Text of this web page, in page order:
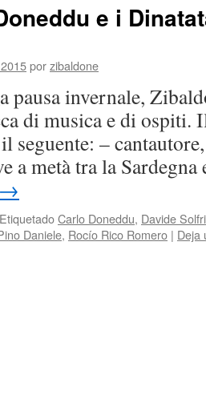
e i
porzibaldone
pausa invernale,
di musica e di ospiti.
seguente: –
a metà tra la
→
EtiquetadoCarlo Doneddu, Davide
Daniele, Rocío Rico Romero | Deja